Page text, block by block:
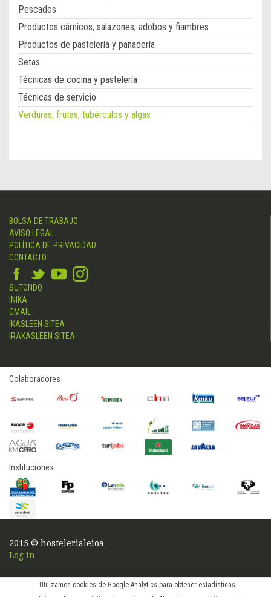
Utilizamos cookies de Google Analytics para obtener estadísticas
Pescados
Productos cárnicos, salazones, adobos y fiambres
Productos de pastelería y panadería
Setas
Técnicas de cocina y pastelería
Técnicas de servicio
Verduras, frutas, tubérculos y algas
BOLSA DE TRABAJO
AVISO LEGAL
POLÍTICA DE PRIVACIDAD
CONTACTO
SUTONDO
INIKA
GMAIL
IKASLEEN SITEA
IRAKASLEEN SITEA
Colaboradores
Instituciones
2015 © hostelerialeioa
Log in